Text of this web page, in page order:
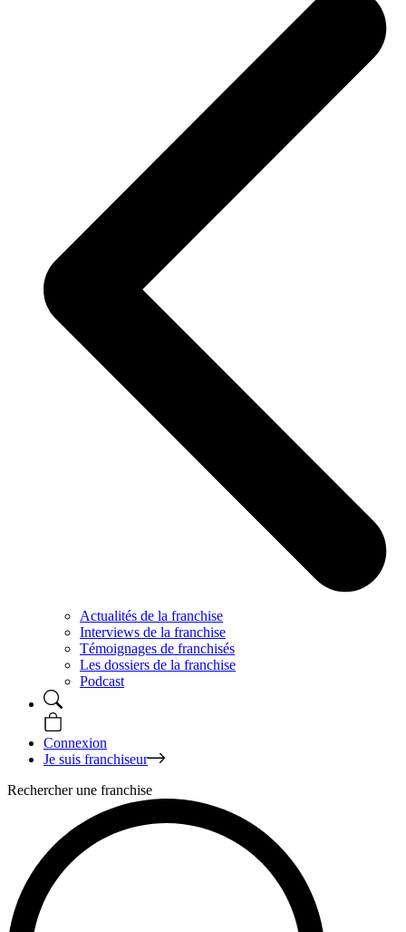
Actualités de la franchise
Interviews de la franchise
Témoignages de franchisés
Les dossiers de la franchise
Podcast
Connexion
Je suis franchiseur
Rechercher une franchise